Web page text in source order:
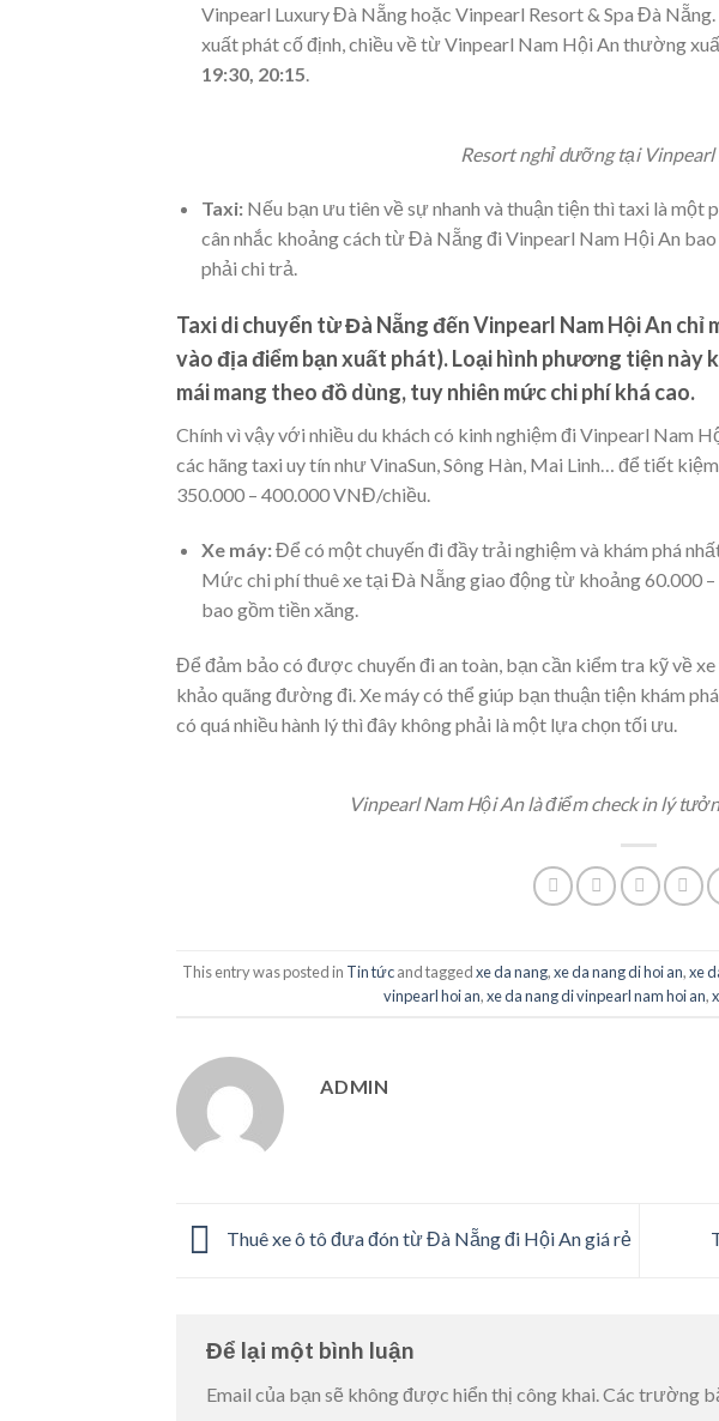
Vinpearl Luxury Đà Nẵng hoặc Vinpearl Resort & Spa Đà
xuất phát cố định, chiều về từ Vinpearl Nam Hội An thường
19:30, 20:15.
Resort nghỉ dưỡng tại Vinpearl
Taxi:Nếu bạn ưu tiên về sự nhanh và thuận tiện thì taxi là một
cân nhắc khoảng cách từ Đà Nẵng đi Vinpearl Nam Hội An
phải chi trả.
Taxi di chuyển từ Đà Nẵng đến Vinpearl Nam Hội An
vào địa điểm bạn xuất phát). Loại hình phương tiện
mái mang theo đồ dùng, tuy nhiên mức chi phí khá cao.
Chính vì vậy với nhiều du khách có kinh nghiệm đi Vinpearl Nam
các hãng taxi uy tín như VinaSun, Sông Hàn, Mai Linh… để tiết
350.000 – 400.000 VNĐ/chiều.
Xe máy:Để có một chuyến đi đầy trải nghiệm và khám phá
Mức chi phí thuê xe tại Đà Nẵng giao động từ khoảng 60.000
bao gồm tiền xăng.
Để đảm bảo có được chuyến đi an toàn, bạn cần kiểm tra kỹ về
khảo quãng đường đi. Xe máy có thể giúp bạn thuận tiện khám
có quá nhiều hành lý thì đây không phải là một lựa chọn tối ưu.
Vinpearl Nam Hội An là điểm check in lý
This entry was posted in Tin tứcand taggedxe da nang,xe da nang di hoi an,xe
vinpearl hoi an,xe da nang di vinpearl nam hoi an,
ADMIN
Thuê xe ô tô đưa đón từ Đà Nẵng đi Hội An giá rẻ
Để lại một bình luận
Email của bạn sẽ không được hiển thị công khai.Các trường